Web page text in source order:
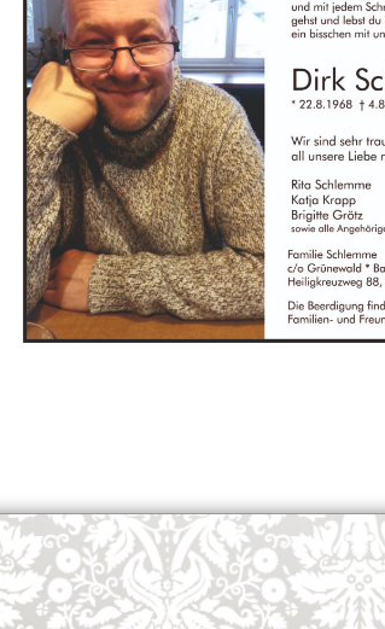
European Commission | Cookies Policy